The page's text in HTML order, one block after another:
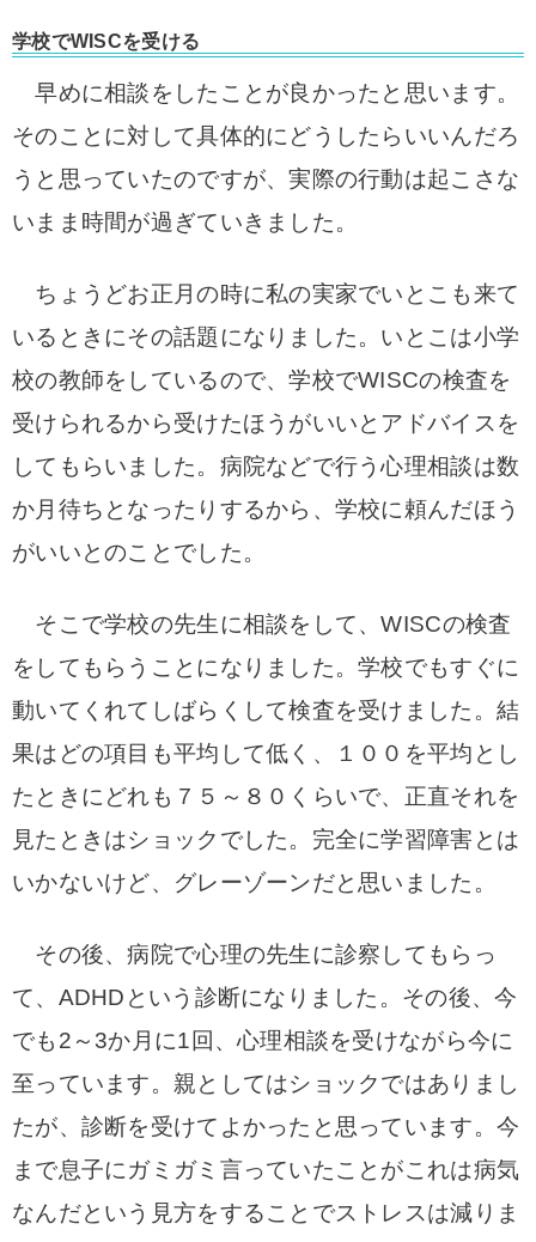
学校でWISCを受ける
早めに相談をしたことが良かったと思います。
そのことに対して具体的にどうしたらいいんだろ
うと思っていたのですが、実際の行動は起こさな
いまま時間が過ぎていきました。
ちょうどお正月の時に私の実家でいとこも来て
いるときにその話題になりました。いとこは小学
校の教師をしているので、学校でWISCの検査を
受けられるから受けたほうがいいとアドバイスを
してもらいました。病院などで行う心理相談は数
か月待ちとなったりするから、学校に頼んだほう
がいいとのことでした。
そこで学校の先生に相談をして、WISCの検査
をしてもらうことになりました。学校でもすぐに
動いてくれてしばらくして検査を受けました。 結
果はどの項目も平均して低く、１００を平均とし
たときにどれも７５～８０くらいで、正直それを
見たときはショックでした。 完全に学習障害とは
いかないけど、グレーゾーンだと思いました。
その後、病院で心理の先生に診察してもらっ
て、ADHDという診断になりました。その後、今
でも2～3か月に1回、心理相談を受けながら今に
至っています。 親としてはショックではありまし
たが、診断を受けてよかったと思っています。今
まで息子にガミガミ言っていたことがこれは病気
なんだという見方をすることでストレスは減りま